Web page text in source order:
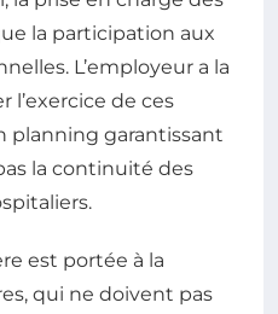
la participation aux
L’employeur a la
l’exercice de ces
planning garantissant
la continuité des
est portée à la
qui ne doivent pas